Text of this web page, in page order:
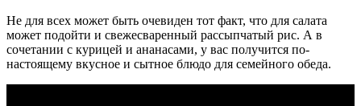
Не для всех может быть очевиден тот факт, что для салата
может подойти и свежесваренный рассыпчатый рис. А в
сочетании с курицей и ананасами, у вас получится по-
настоящему вкусное и сытное блюдо для семейного обеда.